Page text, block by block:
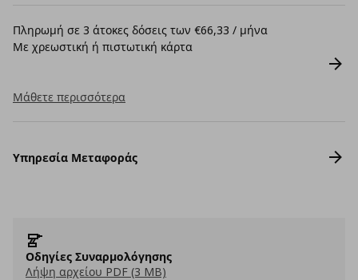
Πληρωμή σε 3 άτοκες δόσεις των €66,33 / μήνα
Με χρεωστική ή πιστωτική κάρτα
Μάθετε περισσότερα
Υπηρεσία Μεταφοράς
Οδηγίες Συναρμολόγησης
Λήψη αρχείου PDF (3 MB)